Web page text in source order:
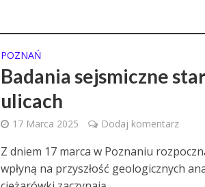
POZNAŃ
Badania sejsmiczne
ulicach
17 Marca 2025 Dodaj komentarz
Z dniem 17 marca w Poznaniu
wpłyną na przyszłość geologicznych